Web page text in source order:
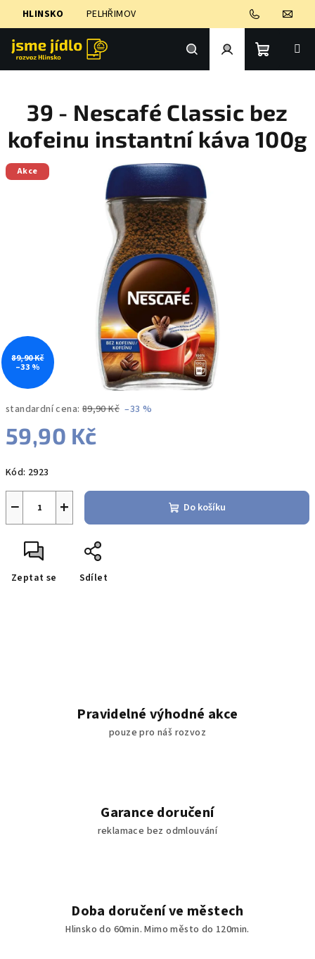
HLINSKO PELHŘIMOV
Hledat PřihlášeníNákupní
košík
standardní cena: 89,90 Kč –33 %
59,90 Kč
cena:
Kód: 2923
+
− Do košíku
Zeptat se Sdílet
39 - Nescafé Classic bez
kofeinu instantní káva 100g
Akce
89,90 Kč
–33 %
Pravidelné výhodné akce
pouze pro náš rozvoz
Garance doručení
reklamace bez odmlouvání
Doba doručení ve městech
Hlinsko do 60min. Mimo město do 120min.